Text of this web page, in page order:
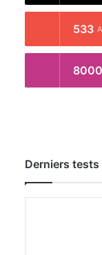
533
Derniers tests